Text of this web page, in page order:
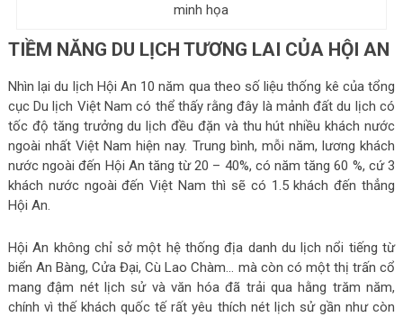
minh họa
TIỀM NĂNG DU LỊCH TƯƠNG LAI CỦA HỘI AN
Nhìn lại du lịch Hội An 10 năm qua theo số liệu thống kê của tổng
cục Du lịch Việt Nam có thể thấy rằng đây là mảnh đất du lịch có
tốc độ tăng trưởng du lịch đều đặn và thu hút nhiều khách nước
ngoài nhất Việt Nam hiện nay. Trung bình, mỗi năm, lương khách
nước ngoài đến Hội An tăng từ 20 – 40%, có năm tăng 60 %, cứ 3
khách nước ngoài đến Việt Nam thì sẽ có 1.5 khách đến thẳng
Hội An.
Hội An không chỉ sở một hệ thống địa danh du lịch nổi tiếng từ
biển An Bàng, Cửa Đại, Cù Lao Chàm… mà còn có một thị trấn cổ
mang đậm nét lịch sử và văn hóa đã trải qua hằng trăm năm,
chính vì thế khách quốc tế rất yêu thích nét lịch sử gần như còn